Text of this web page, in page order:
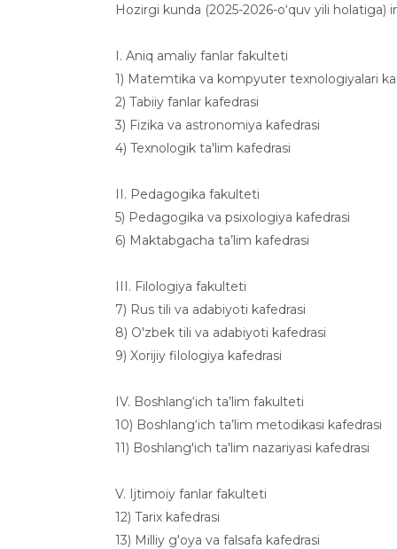
Hozirgi kunda (2025-2026-o‘quv yili
I. Aniq amaliy fanlar fakulteti
1) Matemtika va kompyuter texnologiyalari
2) Tabiiy fanlar kafedrasi
3) Fizika va astronomiya kafedrasi
4) Texnologik ta'lim kafedrasi
II. Pedagogika fakulteti
5) Pedagogika va psixologiya kafedrasi
6) Maktabgacha ta’lim kafedrasi
III. Filologiya fakulteti
7) Rus tili va adabiyoti kafedrasi
8) O'zbek tili va adabiyoti kafedrasi
9) Xorijiy filologiya kafedrasi
IV. Boshlang‘ich ta’lim fakulteti
10) Boshlang‘ich ta’lim metodikasi kafedrasi
11) Boshlang'ich ta'lim nazariyasi kafedrasi
V. Ijtimoiy fanlar fakulteti
12) Tarix kafedrasi
13) Milliy g'oya va falsafa kafedrasi